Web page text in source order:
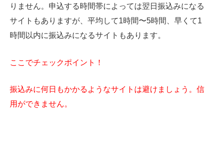
りません。申込する時間帯によっては翌日振込みになる
サイトもありますが、平均して1時間〜5時間、早くて1
時間以内に振込みになるサイトもあります。
ここでチェックポイント！
振込みに何日もかかるようなサイトは避けましょう。信
用ができません。